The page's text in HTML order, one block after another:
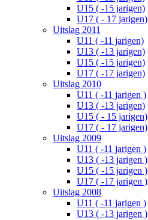
U15 ( -15 jarigen)
U17 ( - 17 jarigen)
Uitslag 2011
U11 ( -11 jarigen)
U13 ( -13 jarigen)
U15 ( -15 jarigen)
U17 ( -17 jarigen)
Uitslag 2010
U11 ( -11 jarigen )
U13 ( -13 jarigen)
U15 ( - 15 jarigen)
U17 ( - 17 jarigen)
Uitslag 2009
U11 ( -11 jarigen )
U13 ( -13 jarigen )
U15 ( -15 jarigen )
U17 ( -17 jarigen )
Uitslag 2008
U11 ( -11 jarigen )
U13 ( -13 jarigen )